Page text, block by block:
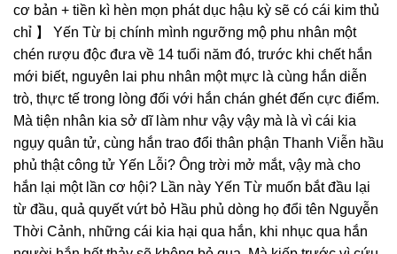
cơ bản + tiền kì hèn mọn phát dục hậu kỳ sẽ có cái kim thủ
chỉ 】 Yến Từ bị chính mình ngưỡng mộ phu nhân một
chén rượu độc đưa về 14 tuổi năm đó, trước khi chết hắn
mới biết, nguyên lai phu nhân một mực là cùng hắn diễn
trò, thực tế trong lòng đối với hắn chán ghét đến cực điểm.
Mà tiện nhân kia sở dĩ làm như vậy vậy mà là vì cái kia
ngụy quân tử, cùng hắn trao đổi thân phận Thanh Viễn hầu
phủ thật công tử Yến Lỗi? Ông trời mở mắt, vậy mà cho
hắn lại một lần cơ hội? Lần này Yến Từ muốn bắt đầu lại
từ đầu, quả quyết vứt bỏ Hầu phủ dòng họ đổi tên Nguyễn
Thời Cảnh, những cái kia hại qua hắn, khi nhục qua hắn